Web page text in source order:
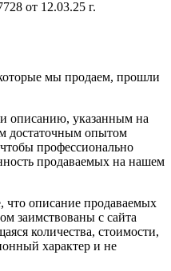
от 12.03.25 г.
мы продаем, прошли
описанию, указанным на
достаточным опытом
профессионально
продаваемых на нашем
описание продаваемых
заимствованы с сайта
количества, стоимости,
характер и не